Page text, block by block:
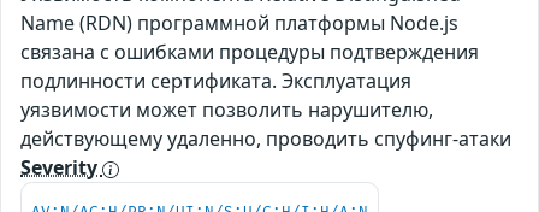
Name (RDN) программной платформы Node.js
связана с ошибками процедуры подтверждения
подлинности сертификата. Эксплуатация
уязвимости может позволить нарушителю,
действующему удаленно, проводить спуфинг-атаки
Severity